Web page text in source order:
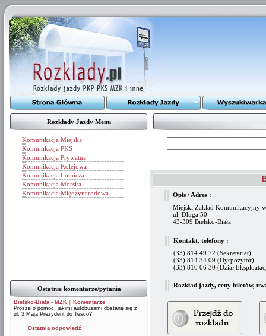
Rozkłady Jazdy Menu
Komunikacja Miejska
Komunikacja PKS
Komunikacja Prywatna
Komunikacja Kolejowa
Komunikacja Lotnicza
Komunikacja Morska
Komunikacja Międzynarodowa
Ostatnie komentarze/pytania
Bielsko-Biała - MZK
Komentarze
Prosze o pomoc, jakimi autobusami dostanę się z
ul. 3 Maja Prezydent do Tesco?
Ostatnia odpowiedź
Opis / Adres :
Miejski Zakład Komunikacyjny
ul. Długa 50
43-309 Bielsko-Biała
Kontakt, telefony :
(33) 814 49 72 (Sekretariat)
(33) 814 34 09 (Dyspozytor)
(33) 810 06 30 (Dział
Rozkład jazdy, ceny biletów,